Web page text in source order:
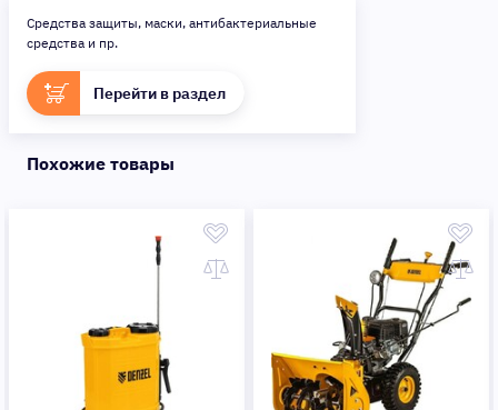
Средства защиты, маски, антибактериальные
средства и пр.
Перейти в раздел
Похожие товары